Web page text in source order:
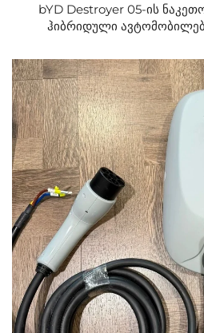
bYD Destroyer 05-ის
ჰიბრიდული